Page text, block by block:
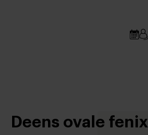
Deens ovale fenix